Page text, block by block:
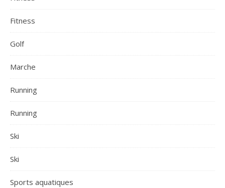
Fitness
Golf
Marche
Running
Running
Ski
Ski
Sports aquatiques